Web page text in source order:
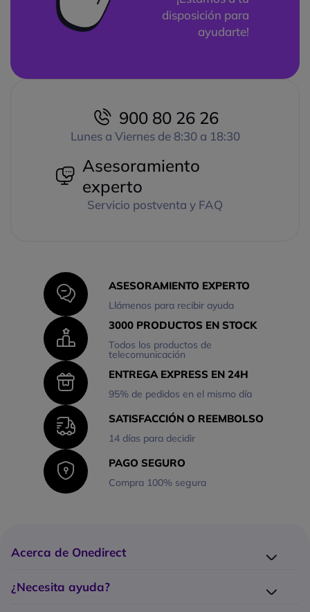
disposición para
ayudarte!
900 80 26 26
Lunes a Viernes de 8:30 a 18:30
Asesoramiento
experto
Servicio postventa y FAQ
ASESORAMIENTO EXPERTO
Llámenos para recibir ayuda
3000 PRODUCTOS EN STOCK
Todos los productos de
telecomunicación
ENTREGA EXPRESS EN 24H
95% de pedidos en el mismo día
SATISFACCIÓN O REEMBOLSO
14 días para decidir
PAGO SEGURO
Compra 100% segura
Acerca de Onedirect
Los 10 puntos fuertes Onedirect
¿Necesita ayuda?